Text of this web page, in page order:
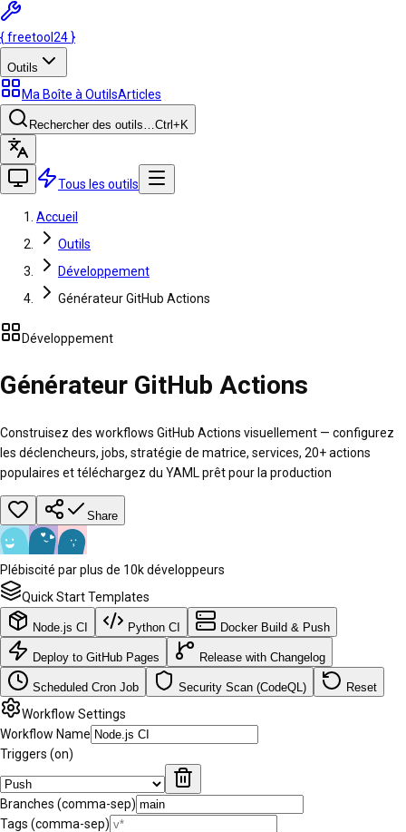
{freetool 24 }
Outils
Ma Boîte à OutilsArticles
Rechercher des outils…Ctrl +K
Tous les outils
Accueil
Outils
Développement
Générateur GitHub Actions
Développement
Générateur GitHub Actions
Construisez des workflows GitHub Actions visuellement — configurez
les déclencheurs, jobs, stratégie de matrice, services, 20+ actions
populaires et téléchargez du YAML prêt pour la production
Share
Plébiscité par plus de 10k développeurs
Quick Start Templates
Node.js CI Python CI Docker Build & Push
Deploy to GitHub Pages Release with Changelog
Scheduled Cron Job Security Scan (CodeQL) Reset
Workflow Settings
Workflow Name
Triggers (on)
Branches (comma-sep)
Tags (comma-sep)